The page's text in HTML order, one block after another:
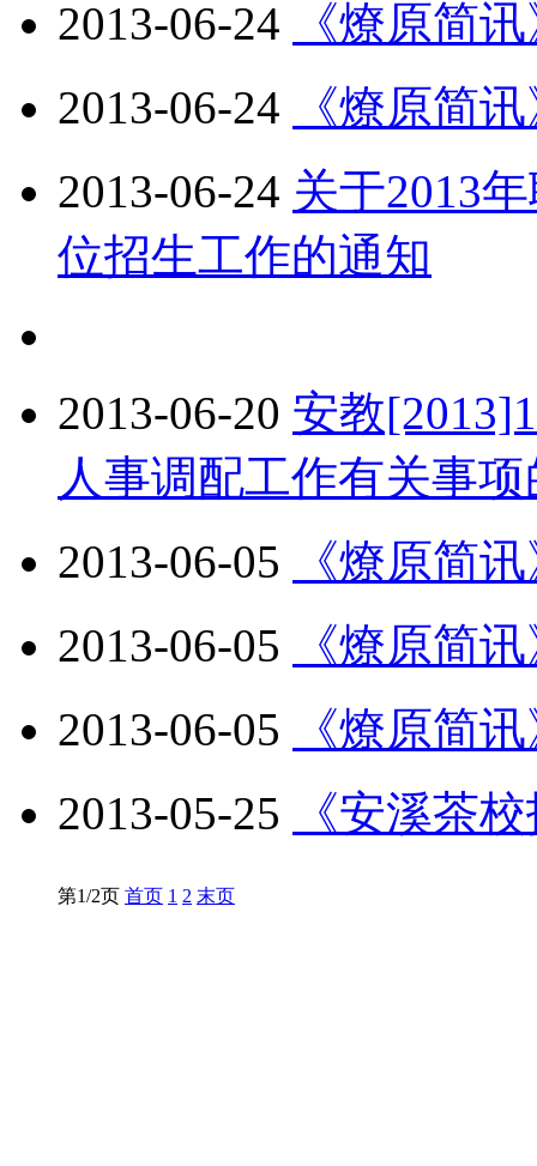
2013-06-24
《燎原简
2013-06-24
《燎原简
2013-06-24 关于2013
位招生工作的通知
2013-06-20 安教
人事调配工作有关事
2013-06-05
《燎原简
2013-06-05
《燎原简
2013-06-05
《燎原简
2013-05-25
《安溪茶
第1/2页 首页 1 2 末页